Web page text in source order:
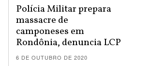
Polícia Militar prepara
massacre de
camponeses em
Rondônia, denuncia LCP
6 DE OUTUBRO DE 2020